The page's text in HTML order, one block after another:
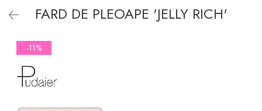
FARD DE PLEOAPE 'JELLY RICH'
-11%